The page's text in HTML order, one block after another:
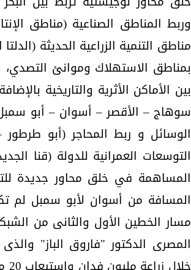
وربط المناطق الصناعية (مناطق
مناطق التنمية الزراعية الحديثة
بمناطق الاستهلاك وموانئ التصدي،
بين الأماكن الأثرية والتاريخية
سوهاج – الأقصر – أسوان – أبو
الوسائل و ربط المحاجر (أبو
التوسعات العمرانية للدولة (قنا
المساهمة في خلق محاور جديدة
المسافة من أسوان لأبو سمبل لم
مسار الخطين الأول والثانى من
المصرى الدكتور "فاروق الباز"